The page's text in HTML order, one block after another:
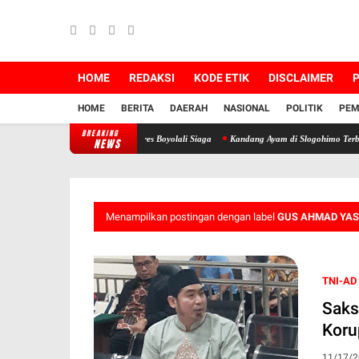
HOME REDAKSI KODE ETIK DISCLAIMER
HOME BERITA DAERAH NASIONAL POLITIK
BREAKING
NEWS
Waduk Cengklik, Polres Boyolali Siaga Kandang Ayam di Slogohimo Terbakar,
Menampilkan postingan dengan label GUS AHMAD
TNI-AD